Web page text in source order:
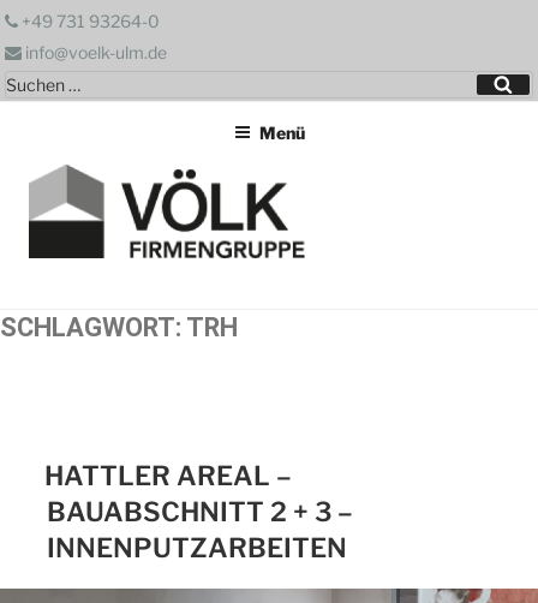
Zum
springen
+49 731 93264-0
info@voelk-ulm.de
Suchen
nach:
Menü
SCHLAGWORT: TRH
HATTLER AREAL –
BAUABSCHNITT 2 + 3 –
INNENPUTZARBEITEN